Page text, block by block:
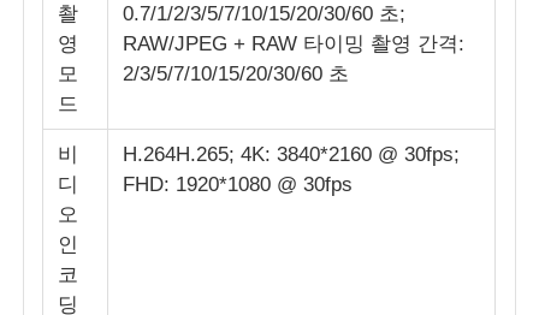
촬
영
모
드
0.7/1/2/3/5/7/10/15/20/30/60 초;
RAW/JPEG + RAW 타이밍 촬영 간격:
2/3/5/7/10/15/20/30/60 초
비
디
오
인
코
딩
H.264H.265; 4K: 3840*2160 @ 30fps;
FHD: 1920*1080 @ 30fps